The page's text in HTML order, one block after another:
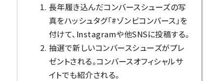
長年履き込んだコンバースシューズの写
真をハッシュタグ「#ゾンビコンバース」を
付けて、Instagramや他SNSに投稿する。
抽選で新しいコンバースシューズがプレ
ゼントされる。コンバースオフィシャルサ
イトでも紹介される。